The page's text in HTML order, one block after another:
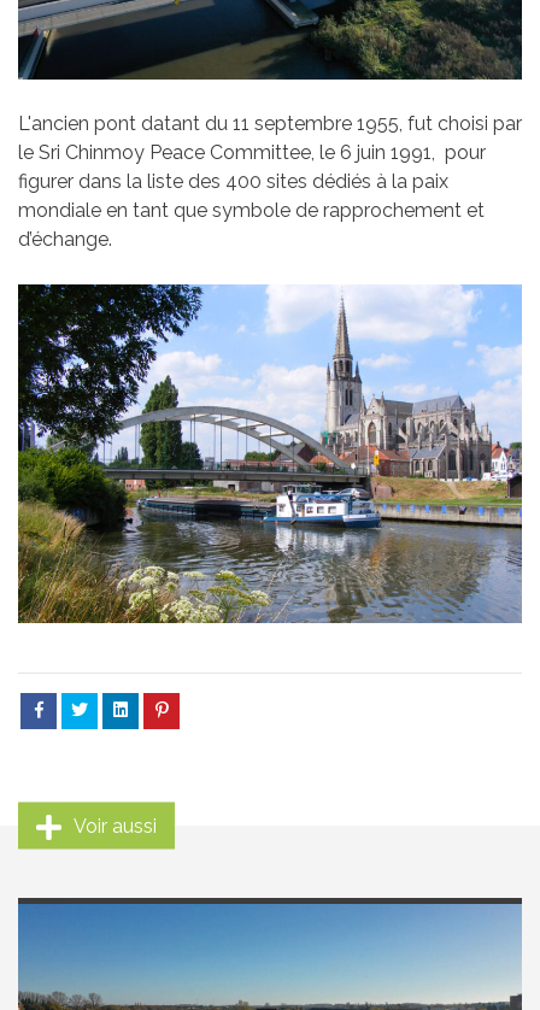
L'ancien pont datant du 11 septembre 1955, fut choisi par
le Sri Chinmoy Peace Committee, le 6 juin 1991, pour
figurer dans la liste des 400 sites dédiés à la paix
mondiale en tant que symbole de rapprochement et
d’échange.
Voir aussi